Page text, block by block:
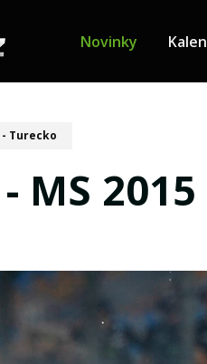
Novinky
- Turecko
MS